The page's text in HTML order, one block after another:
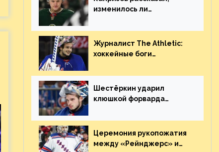
изменилось ли
из-за ситуации на
Украине
Журналист The Athletic:
хоккейные боги
стабильно великолепную
игру
Шестёркин ударил
клюшкой форварда
игравшего на пятаке.
Видео
Церемония рукопожатия
между «Рейнджерс» и